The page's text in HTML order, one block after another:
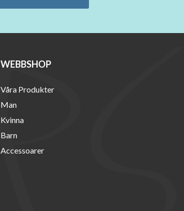
WEBBSHOP
Våra Produkter
Man
Kvinna
Barn
Accessoarer